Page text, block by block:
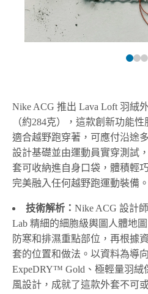
Nike ACG 推出 Lava Loft 羽絨
（約284克），這款創新功能
適合越野跑穿著，可應付沿途
設計基礎並由運動員實穿測試
套可收納進自身口袋，體積輕
完美融入任何越野跑運動裝備。
技術解析： Nike ACG 設計
Lab 精細的細胞級輿圖人體地
防寒和排濕重點部位，再根據
套的位置和做法。以資料為導
ExpeDRY™ Gold、極輕量羽絨
風設計，成就了這款外套不可